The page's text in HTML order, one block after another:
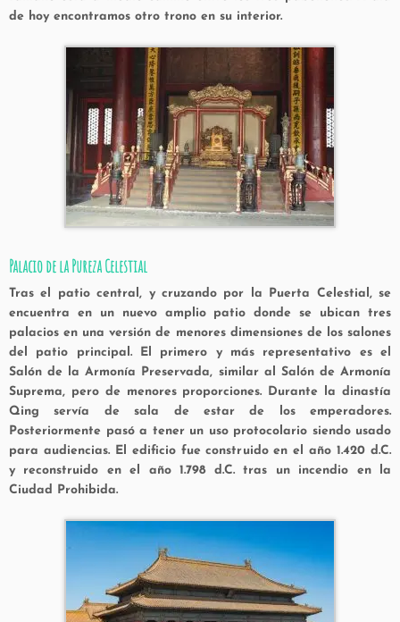
de hoy encontramos otro trono en su interior.
Palacio de la Pureza Celestial
Tras el patio central, y cruzando por la Puerta Celestial, se
encuentra en un nuevo amplio patio donde se ubican tres
palacios en una versión de menores dimensiones de los salones
del patio principal. El primero y más representativo es el
Salón de la Armonía Preservada, similar al Salón de Armonía
Suprema, pero de menores proporciones. Durante la dinastía
Qing servía de sala de estar de los emperadores.
Posteriormente pasó a tener un uso protocolario siendo usado
para audiencias. El edificio fue construido en el año 1.420 d.C.
y reconstruido en el año 1.798 d.C. tras un incendio en la
Ciudad Prohibida.